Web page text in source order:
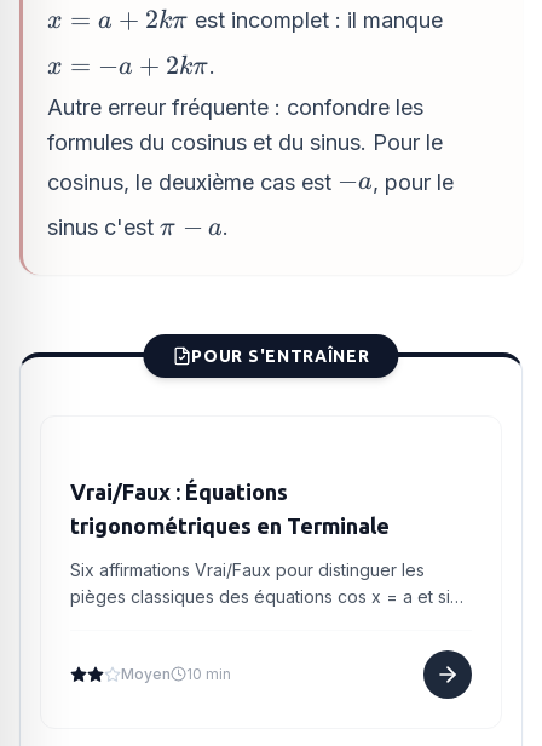
\cos(a)
x = a
2k\pi
x = a + 2kπ est incomplet : il manque
x = -
a +
2k\pi
x = −a + 2kπ.
Autre erreur fréquente : confondre les
formules du cosinus et du sinus. Pour le
cosinus, le deuxième cas est -
−a, pour le
sinus c'est \pi
π − a.
POUR S'ENTRAÎNER
Vrai/Faux : Équations
trigonométriques en Terminale
Six affirmations Vrai/Faux pour distinguer les
pièges classiques des équations cos x = a et sin
Moyen 10 min